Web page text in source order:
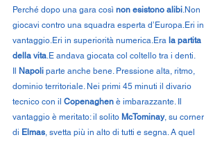
Perché dopo una gara così non esistono alibi.Non
giocavi contro una squadra esperta d’Europa.Eri in
vantaggio.Eri in superiorità numerica.Era la partita
della vita.E andava giocata col coltello tra i denti.
Napoli parte anche bene. Pressione alta, ritmo,
dominio territoriale. Nei primi 45 minuti il divario
tecnico con il Copenaghen è imbarazzante. Il
vantaggio è meritato: il solito McTominay, su corner
di Elmas, svetta più in alto di tutti e segna. A quel